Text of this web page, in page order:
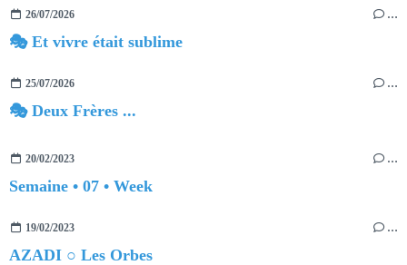
26/07/2026 …
🎭 Et vivre était sublime
25/07/2026 …
🎭 Deux Frères ...
20/02/2023 …
Semaine • 07 • Week
19/02/2023 …
AZADI ○ Les Orbes